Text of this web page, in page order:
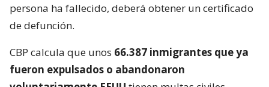
persona ha fallecido, deberá obtener un certificado
de defunción.
CBP calcula que unos 66.387 inmigrantes que ya
fueron expulsados o abandonaron